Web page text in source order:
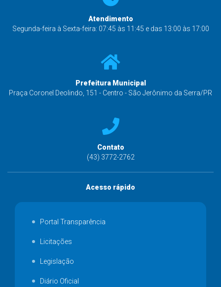
Atendimento
Segunda-feira à Sexta-feira: 07:45 às 11:45 e das 13:00 às 17:00
Prefeitura Municipal
Praça Coronel Deolindo, 151 - Centro - São Jerônimo da Serra/PR
Contato
(43) 3772-2762
Acesso rápido
Portal Transparência
Licitações
Legislação
Diário Oficial